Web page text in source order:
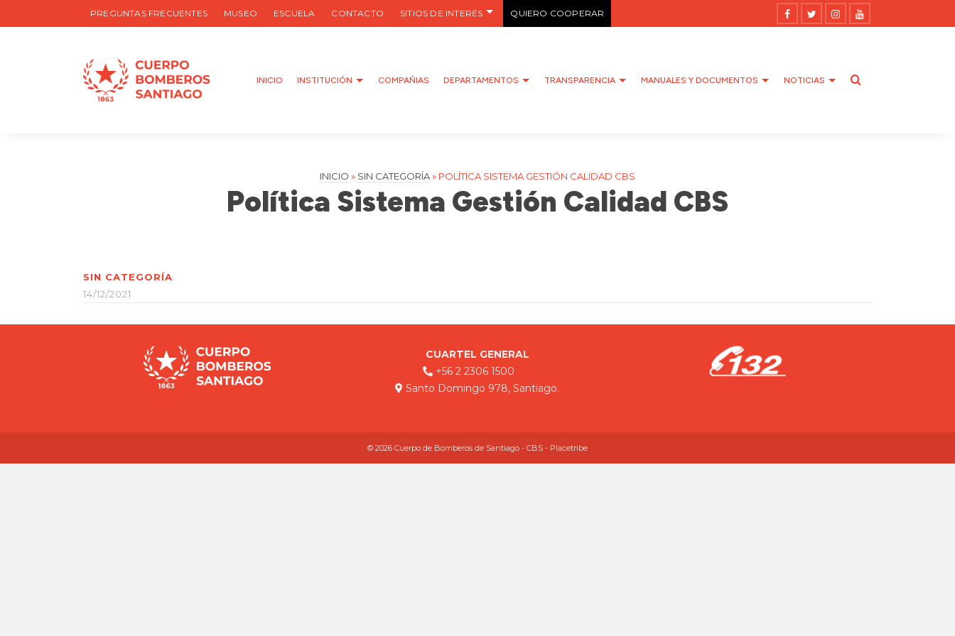
PREGUNTAS FRECUENTES MUSEO ESCUELA CONTACTO SITIOS DE INTERÉS QUIERO COOPERAR
INICIO INSTITUCIÓN COMPAÑIAS DEPARTAMENTOS TRANSPARENCIA MANUALES Y DOCUMENTOS NOTICIAS
INICIO » SIN CATEGORÍA» POLÍTICA SISTEMA GESTIÓN CALIDAD CBS
Política Sistema Gestión Calidad CBS
SIN CATEGORÍA
14/12/2021
CUARTEL GENERAL
+56 2 2306 1500
Santo Domingo 978, Santiago.
© 2026 Cuerpo de Bomberos de Santiago - CBS - Placetribe